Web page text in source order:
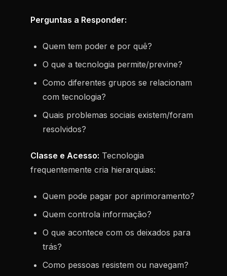
Perguntas a Responder:
Quem tem poder e por quê?
O que a tecnologia permite/previne?
Como diferentes grupos se relacionam
com tecnologia?
Quais problemas sociais existem/foram
resolvidos?
Classe e Acesso: Tecnologia
frequentemente cria hierarquias:
Quem pode pagar por aprimoramento?
Quem controla informação?
O que acontece com os deixados para
trás?
Como pessoas resistem ou navegam?